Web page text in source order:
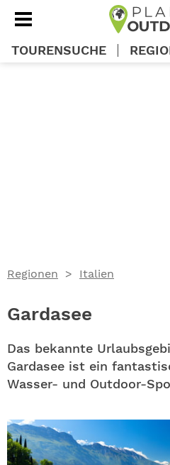
Regionen Italien
Gardasee
Das bekannte
Gardasee ist ein
Wasser- und Outdoor-
TOURENSUCHE
ABO
GEWINNEN
ALLE THEMEN